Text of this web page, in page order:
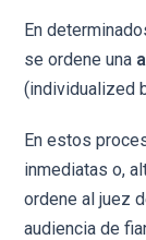
En
se ordene una
(individualized
En estos
inmediatas o,
ordene al juez
audiencia de